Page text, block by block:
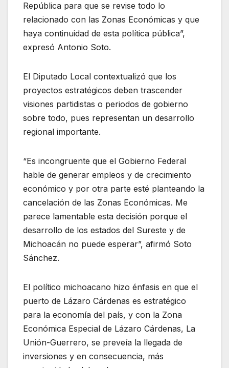
República para que se revise todo lo
relacionado con las Zonas Económicas y que
haya continuidad de esta política pública”,
expresó Antonio Soto.
El Diputado Local contextualizó que los
proyectos estratégicos deben trascender
visiones partidistas o periodos de gobierno
sobre todo, pues representan un desarrollo
regional importante.
“Es incongruente que el Gobierno Federal
hable de generar empleos y de crecimiento
económico y por otra parte esté planteando la
cancelación de las Zonas Económicas. Me
parece lamentable esta decisión porque el
desarrollo de los estados del Sureste y de
Michoacán no puede esperar”, afirmó Soto
Sánchez.
El político michoacano hizo énfasis en que el
puerto de Lázaro Cárdenas es estratégico
para la economía del país, y con la Zona
Económica Especial de Lázaro Cárdenas, La
Unión-Guerrero, se preveía la llegada de
inversiones y en consecuencia, más